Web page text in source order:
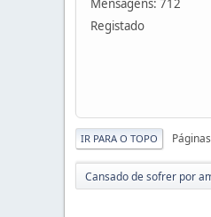
Registado
IR PARA O TOPO Páginas
Cansado de sofrer por